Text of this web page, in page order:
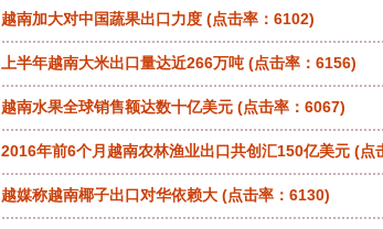
越南加大对中国蔬果出口力度 (点击率：6102)
上半年越南大米出口量达近266万吨 (点击率：6156)
越南水果全球销售额达数十亿美元 (点击率：6067)
2016年前6个月越南农林渔业出口共创汇150亿美元 (点
越媒称越南椰子出口对华依赖大 (点击率：6130)